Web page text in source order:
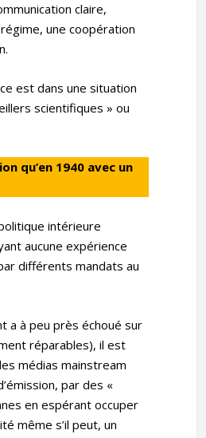
claire,
une coopération
est dans une situation
scientifiques » ou
qu’en 1940 avec un
intérieure
aucune expérience
différents mandats au
a à peu près échoué sur
réparables), il est
médias mainstream
par des «
en espérant occuper
même s’il peut, un